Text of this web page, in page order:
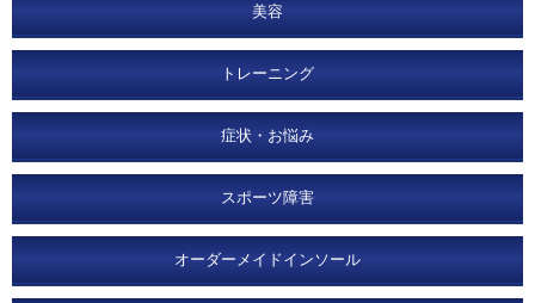
美容
トレーニング
症状・お悩み
スポーツ障害
オーダーメイドインソール